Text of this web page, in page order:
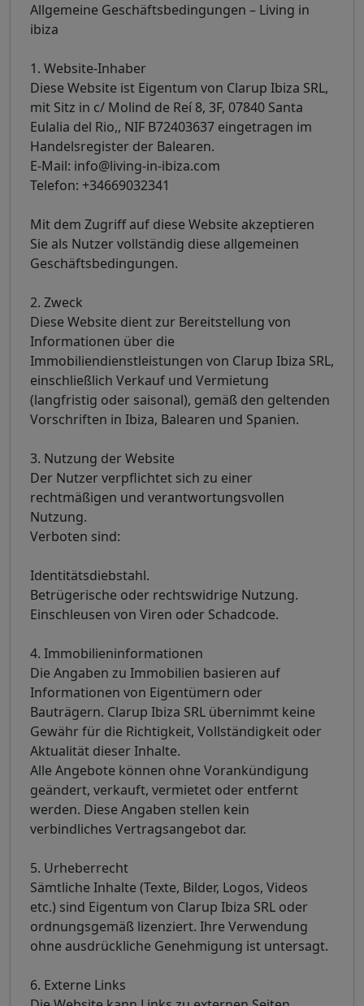
Allgemeine Geschäftsbedingungen – Living in
ibiza
1. Website-Inhaber
Diese Website ist Eigentum von Clarup Ibiza SRL,
mit Sitz in c/ Molind de Reí 8, 3F, 07840 Santa
Eulalia del Rio,, NIF B72403637 eingetragen im
Handelsregister der Balearen.
E-Mail: info@living-in-ibiza.com
Telefon: +34669032341
Mit dem Zugriff auf diese Website akzeptieren
Sie als Nutzer vollständig diese allgemeinen
Geschäftsbedingungen.
2. Zweck
Diese Website dient zur Bereitstellung von
Informationen über die
Immobiliendienstleistungen von Clarup Ibiza SRL,
einschließlich Verkauf und Vermietung
(langfristig oder saisonal), gemäß den geltenden
Vorschriften in Ibiza, Balearen und Spanien.
3. Nutzung der Website
Der Nutzer verpflichtet sich zu einer
rechtmäßigen und verantwortungsvollen
Nutzung.
Verboten sind:
Identitätsdiebstahl.
Betrügerische oder rechtswidrige Nutzung.
Einschleusen von Viren oder Schadcode.
4. Immobilieninformationen
Die Angaben zu Immobilien basieren auf
Informationen von Eigentümern oder
Bauträgern. Clarup Ibiza SRL übernimmt keine
Gewähr für die Richtigkeit, Vollständigkeit oder
Aktualität dieser Inhalte.
Alle Angebote können ohne Vorankündigung
geändert, verkauft, vermietet oder entfernt
werden. Diese Angaben stellen kein
verbindliches Vertragsangebot dar.
5. Urheberrecht
Sämtliche Inhalte (Texte, Bilder, Logos, Videos
etc.) sind Eigentum von Clarup Ibiza SRL oder
ordnungsgemäß lizenziert. Ihre Verwendung
ohne ausdrückliche Genehmigung ist untersagt.
6. Externe Links